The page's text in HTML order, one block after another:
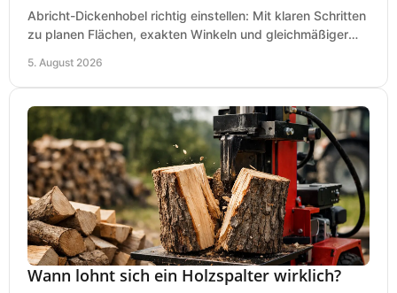
Abricht-Dickenhobel richtig einstellen: Mit klaren Schritten
zu planen Flächen, exakten Winkeln und gleichmäßiger
5. August 2026
Wann lohnt sich ein Holzspalter wirklich?